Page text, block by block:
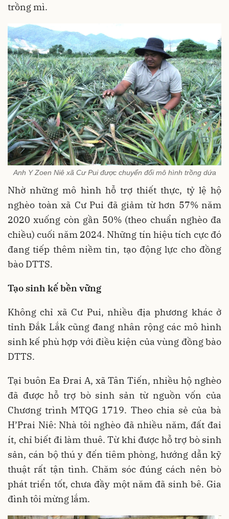
trồng mì.
Anh Y Zoen Niê xã Cư Pui được chuyển đổi mô hình trồng dứa
Nhờ những mô hình hỗ trợ thiết thực, tỷ lệ hộ
nghèo toàn xã Cư Pui đã giảm từ hơn 57% năm
2020 xuống còn gần 50% (theo chuẩn nghèo đa
chiều) cuối năm 2024. Những tín hiệu tích cực đó
đang tiếp thêm niềm tin, tạo động lực cho đồng
bào DTTS.
Tạo sinh kế bền vững
Không chỉ xã Cư Pui, nhiều địa phương khác ở
tỉnh Đắk Lắk cũng đang nhân rộng các mô hình
sinh kế phù hợp với điều kiện của vùng đồng bào
DTTS.
Tại buôn Ea Đrai A, xã Tân Tiến, nhiều hộ nghèo
đã được hỗ trợ bò sinh sản từ nguồn vốn của
Chương trình MTQG 1719. Theo chia sẻ của bà
H’Prai Niê: Nhà tôi nghèo đã nhiều năm, đất đai
ít, chỉ biết đi làm thuê. Từ khi được hỗ trợ bò sinh
sản, cán bộ thú y đến tiêm phòng, hướng dẫn kỹ
thuật rất tận tình. Chăm sóc đúng cách nên bò
phát triển tốt, chưa đầy một năm đã sinh bê. Gia
đình tôi mừng lắm.